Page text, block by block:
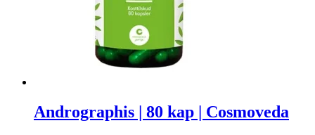
Andrographis | 80 kap | Cosmoveda